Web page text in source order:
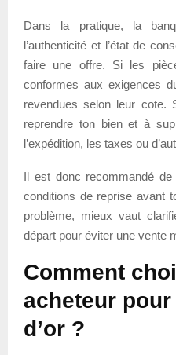
Dans la pratique, la
l’authenticité et l’état de
faire une offre. Si les
conformes aux exigences
revendues selon leur cote.
reprendre ton bien et à
l’expédition, les taxes ou
Il est donc recommandé
conditions de reprise avant
problème, mieux vaut
départ pour éviter une vente
Comment
acheteur
d’or ?